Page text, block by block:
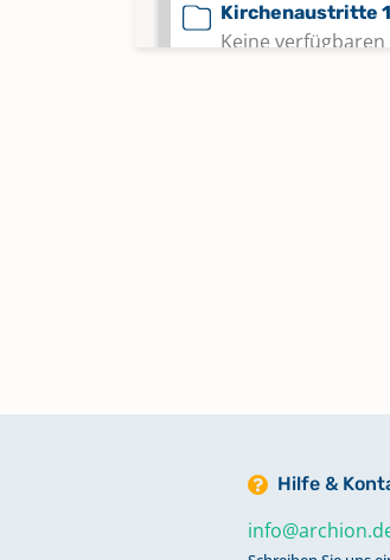
Kirchenaustritte
Keine
Keine
Taufen 1897-1994
Hilfe &